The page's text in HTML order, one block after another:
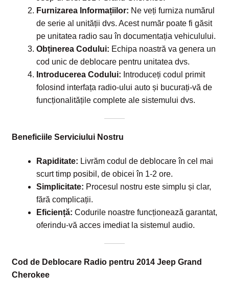
Furnizarea Informațiilor: Ne veți furniza numărul
de serie al unității dvs. Acest număr poate fi găsit
pe unitatea radio sau în documentația vehiculului.
Obținerea Codului: Echipa noastră va genera un
cod unic de deblocare pentru unitatea dvs.
Introducerea Codului: Introduceți codul primit
folosind interfața radio-ului auto și bucurați-vă de
funcționalitățile complete ale sistemului dvs.
Beneficiile Serviciului Nostru
Rapiditate: Livrăm codul de deblocare în cel mai
scurt timp posibil, de obicei în 1-2 ore.
Simplicitate: Procesul nostru este simplu și clar,
fără complicații.
Eficiență: Codurile noastre funcționează garantat,
oferindu-vă acces imediat la sistemul audio.
Cod de Deblocare Radio pentru 2014 Jeep Grand
Cherokee